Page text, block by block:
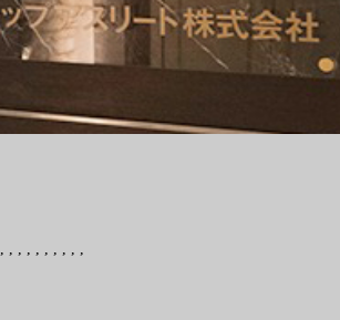
, , , , , , , , , ,